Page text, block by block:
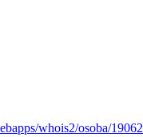
whois2/osoba/